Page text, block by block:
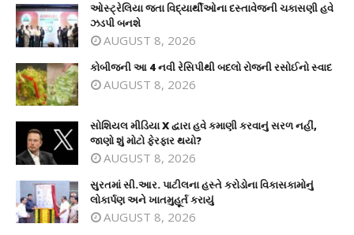
ઓસ્ટ્રેલિયા જતા વિદ્યાર્થીઓના દસ્તાવેજની ચકાસણી હવે
ઝડપી બનશે
AUGUST 8, 2026
કોબીજની આ 4 નવી રેસિપીથી બદલો રોજની રસોઈનો સ્વાદ
AUGUST 8, 2026
સોશિયલ મીડિયા X દ્વારા હવે કમાણી કરવાનું સરળ નહીં,
જાણો શું મોટો ફેરફાર થયો?
AUGUST 8, 2026
સુરતમાં સી.આર. પાટીલના હસ્તે કરોડોના વિકાસકામોનું
લોકાર્પણ અને ખાતમુહૂર્ત કરાયું
AUGUST 8, 2026